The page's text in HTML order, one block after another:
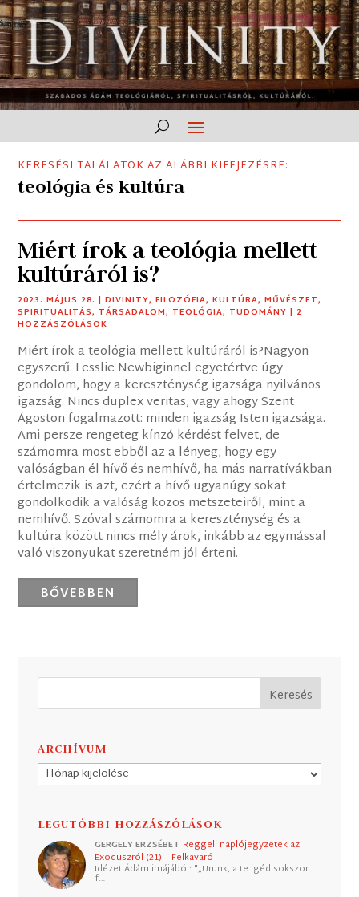
KERESÉSI TALÁLATOK AZ ALÁBBI KIFEJEZÉSRE:
teológia és kultúra
Miért írok a teológia mellett
kultúráról is?
2023. MÁJUS 28. |DIVINITY,FILOZÓFIA,KULTÚRA,MŰVÉSZET,
SPIRITUALITÁS, TÁRSADALOM, TEOLÓGIA, TUDOMÁNY | 2
HOZZÁSZÓLÁSOK
Miért írok a teológia mellett kultúráról is?Nagyon
egyszerű. Lesslie Newbiginnel egyetértve úgy
gondolom, hogy a kereszténység igazsága nyilvános
igazság. Nincs duplex veritas, vagy ahogy Szent
Ágoston fogalmazott: minden igazság Isten igazsága.
Ami persze rengeteg kínzó kérdést felvet, de
számomra most ebből az a lényeg, hogy egy
valóságban él hívő és nemhívő, ha más narratívákban
értelmezik is azt, ezért a hívő ugyanúgy sokat
gondolkodik a valóság közös metszeteiről, mint a
nemhívő. Szóval számomra a kereszténység és a
kultúra között nincs mély árok, inkább az egymással
való viszonyukat szeretném jól érteni.
BŐVEBBEN
ARCHÍVUM
Archívum
LEGUTÓBBI HOZZÁSZÓLÁSOK
GERGELY ERZSÉBET Reggeli naplójegyzetek az
Exoduszról (21) – Felkavaró
Idézet Ádám imájából: "„Urunk, a te igéd sokszor
f…